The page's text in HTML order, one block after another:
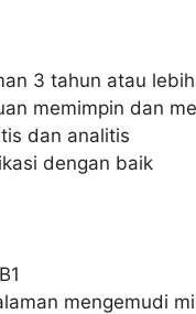
3 tahun atau
memimpin dan
dan analitis
dengan baik
mengemudi